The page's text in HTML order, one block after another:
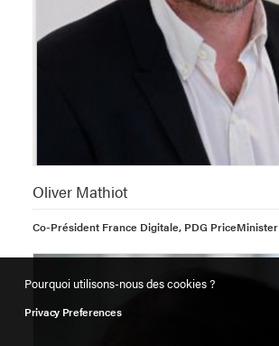
Oliver Mathiot
Co-Président France Digitale, PDG PriceMinister
Pourquoi utilisons-nous des cookies ?
Privacy Preferences